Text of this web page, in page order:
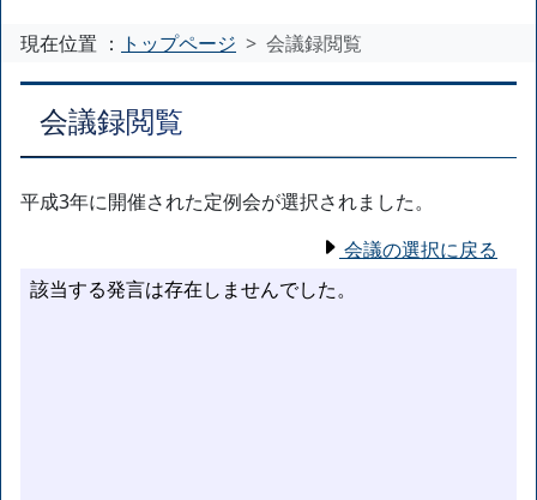
現在位置 ： トップページ 会議録閲覧
会議録閲覧
平成3年に開催された定例会が選択されました。
会議の選択に戻る